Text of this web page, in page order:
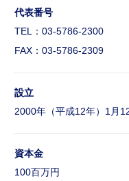
会社概要
経営理念/10のビジョ
事業内容
Download
FAQ
よくある質問
代表番号
TEL： 03-5786-2300
FAX：03-5786-2309
設立
2000年（平成12年）1月
資本金
100百万円